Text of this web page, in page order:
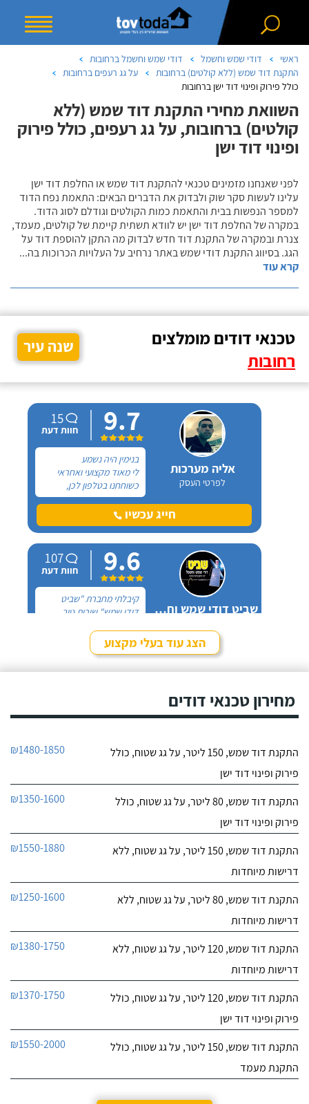
ראשי דודי שמש וחשמל
דודי שמש וחשמל ברחובות
התקנת דוד שמש (ללא קולטים) ברחובות
על גג רעפים ברחובות
כולל פירוק ופינוי דוד ישן ברחובות
השוואת מחירי התקנת דוד שמש (ללא
קולטים) ברחובות, על גג רעפים, כולל פירוק
ופינוי דוד ישן
לפני שאנחנו מזמינים טכנאי להתקנת דוד שמש או החלפת דוד ישן
עלינו לעשות סקר שוק ולבדוק את הדברים הבאים: התאמת נפח הדוד
למספר הנפשות בבית והתאמת כמות הקולטים וגודלם לסוג הדוד.
במקרה של החלפת דוד ישן יש לוודא תשתית קיימת של קולטים, מעמד,
צנרת ובמקרה של התקנת דוד חדש לבדוק מה התקן להוספת דוד על
הגג. בסיווג התקנת דודי שמש באתר נרחיב על העלויות הכרוכות בה...
קרא עוד
טכנאי דודים מומלצים
רחובות
שנה עיר
אליה מערכות
לפרטי העסק
9.7
15
חוות דעת
בנימין היה נשמע
לי מאוד מקצועי ואחראי
כשוחחנו בטלפון לכן,
הזמנתי אותו להחלפת דוד
שמש וקולטים בבניין בו אני
גרה והוא אכן נתן שירות
עבודה נקייה ומסודרת.
חייג עכשיו
שביט דודי שמש וחשמל בע"מ
9.6
107
חוות דעת
קיבלתי מחברת "שביט
דודי שמש" שירות טוב,
אותם לא מזמן, כשהתפוצץ
לי הדוד שמש של הדירה.חייג עכשיו
הצג עוד בעלי מקצוע
מחירון טכנאי דודים
התקנת דוד שמש, 150 ליטר, על גג שטוח, כולל
פירוק ופינוי דוד ישן
₪1480-1850
התקנת דוד שמש, 80 ליטר, על גג שטוח, כולל
פירוק ופינוי דוד ישן
₪1350-1600
התקנת דוד שמש, 150 ליטר, על גג שטוח, ללא
דרישות מיוחדות
₪1550-1880
התקנת דוד שמש, 80 ליטר, על גג שטוח, ללא
דרישות מיוחדות
₪1250-1600
התקנת דוד שמש, 120 ליטר, על גג שטוח, ללא
דרישות מיוחדות
₪1380-1750
התקנת דוד שמש, 120 ליטר, על גג שטוח, כולל
פירוק ופינוי דוד ישן
₪1370-1750
התקנת דוד שמש, 150 ליטר, על גג שטוח, כולל
התקנת מעמד
₪1550-2000